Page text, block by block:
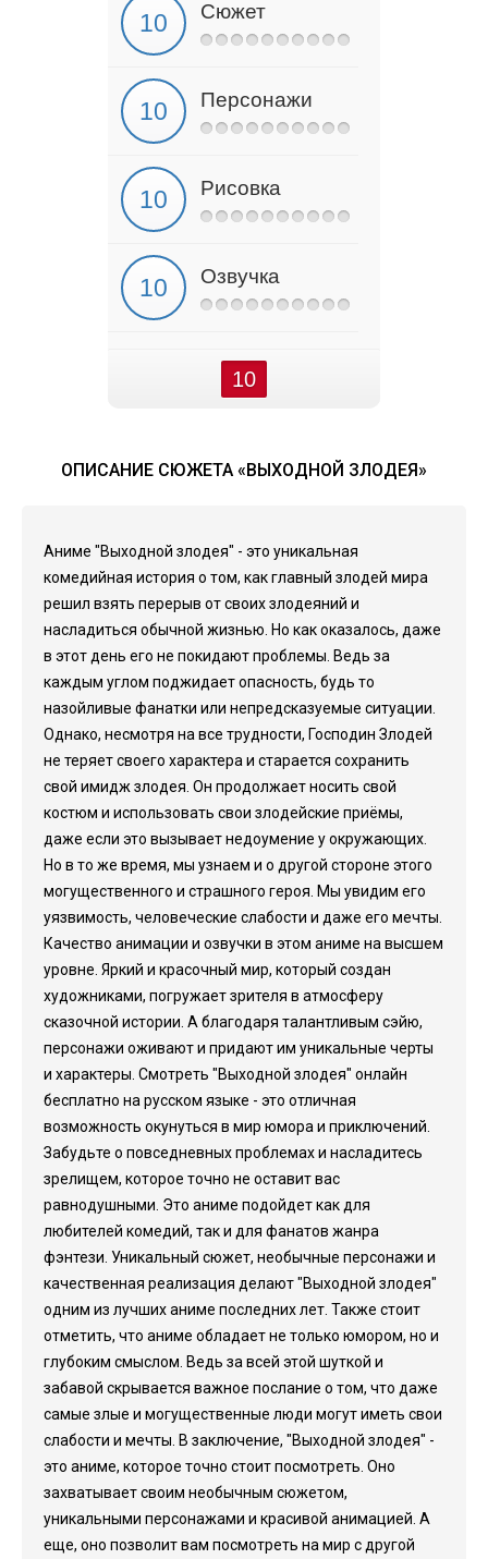
Сюжет
Персонажи
Рисовка
Озвучка
10
ОПИСАНИЕ СЮЖЕТА «ВЫХОДНОЙ ЗЛОДЕЯ»
Аниме "Выходной злодея" - это уникальная
комедийная история о том, как главный злодей мира
решил взять перерыв от своих злодеяний и
насладиться обычной жизнью. Но как оказалось, даже
в этот день его не покидают проблемы. Ведь за
каждым углом поджидает опасность, будь то
назойливые фанатки или непредсказуемые ситуации.
Однако, несмотря на все трудности, Господин Злодей
не теряет своего характера и старается сохранить
свой имидж злодея. Он продолжает носить свой
костюм и использовать свои злодейские приёмы,
даже если это вызывает недоумение у окружающих.
Но в то же время, мы узнаем и о другой стороне этого
могущественного и страшного героя. Мы увидим его
уязвимость, человеческие слабости и даже его мечты.
Качество анимации и озвучки в этом аниме на высшем
уровне. Яркий и красочный мир, который создан
художниками, погружает зрителя в атмосферу
сказочной истории. А благодаря талантливым сэйю,
персонажи оживают и придают им уникальные черты
и характеры. Смотреть "Выходной злодея" онлайн
бесплатно на русском языке - это отличная
возможность окунуться в мир юмора и приключений.
Забудьте о повседневных проблемах и насладитесь
зрелищем, которое точно не оставит вас
равнодушными. Это аниме подойдет как для
любителей комедий, так и для фанатов жанра
фэнтези. Уникальный сюжет, необычные персонажи и
качественная реализация делают "Выходной злодея"
одним из лучших аниме последних лет. Также стоит
отметить, что аниме обладает не только юмором, но и
глубоким смыслом. Ведь за всей этой шуткой и
забавой скрывается важное послание о том, что даже
самые злые и могущественные люди могут иметь свои
слабости и мечты. В заключение, "Выходной злодея" -
это аниме, которое точно стоит посмотреть. Оно
захватывает своим необычным сюжетом,
уникальными персонажами и красивой анимацией. А
еще, оно позволит вам посмотреть на мир с другой